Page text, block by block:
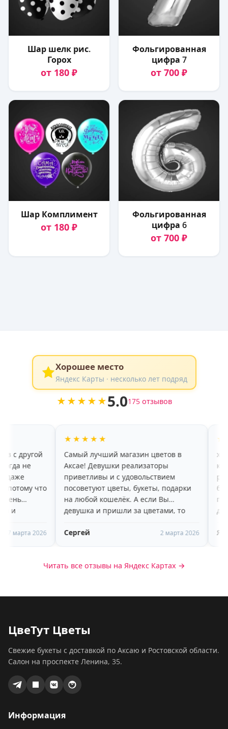
Шар шелк рис.
Горох
от 180 ₽
Фольгированная
цифра 7
от 700 ₽
Шар Комплимент
от 180 ₽
Фольгированная
цифра 6
от 700 ₽
Хорошее место
Яндекс Карты · несколько лет подряд
★★★★★5.0175 отзывов
Самый лучший магазин цветов в
Аксае! Девушки реализаторы
приветливы и с удовольствием
посоветуют цветы, букеты, подарки
на любой кошелёк. А если Вы
девушка и пришли за цветами, то
молодой, улыбчивый парень-
Сергей
хороший
красивые
радует, что
больше недели,
пару дней)
Яна Назаркина
Читать все отзывы на Яндекс Картах →
ЦвеТут Цветы
Свежие букеты с доставкой по Аксаю и Ростовской области.
Салон на проспекте Ленина, 35.
Информация